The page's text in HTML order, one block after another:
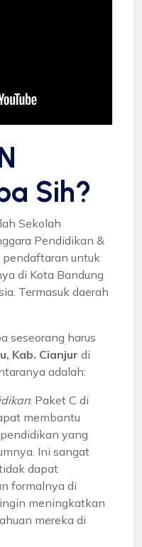
Sih?
Sekolah
Pendidikan &
pendaftaran untuk
di Kota Bandung
Termasuk daerah
seseorang harus
Kab. Cianjur di
adalah:
: Paket C di
membantu
yang
Ini sangat
dapat
formalnya di
meningkatkan
mereka di